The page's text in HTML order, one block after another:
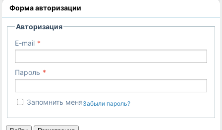
Форма авторизации
Авторизация
E-mail
Пароль
Запомнить меняЗабыли пароль?